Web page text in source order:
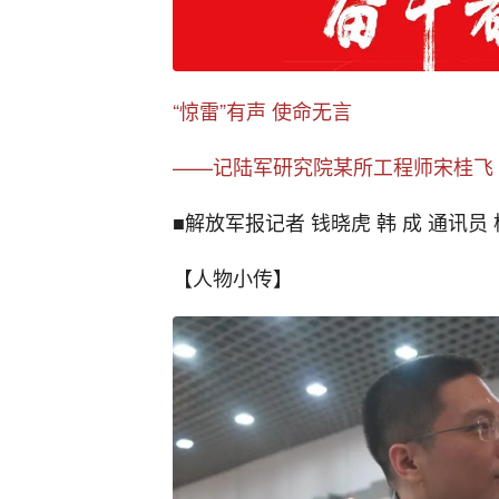
“惊雷”有声 使命无言
——记陆军研究院某所工程师宋桂飞
■解放军报记者 钱晓虎 韩 成 通讯员
【人物小传】